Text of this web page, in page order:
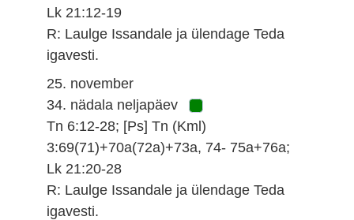
Lk 21:12-19
R: Laulge Issandale ja ülendage Teda
igavesti.
25. november
34. nädala neljapäev
Tn 6:12-28; [Ps] Tn (Kml)
3:69(71)+70a(72a)+73a, 74- 75a+76a;
Lk 21:20-28
R: Laulge Issandale ja ülendage Teda
igavesti.